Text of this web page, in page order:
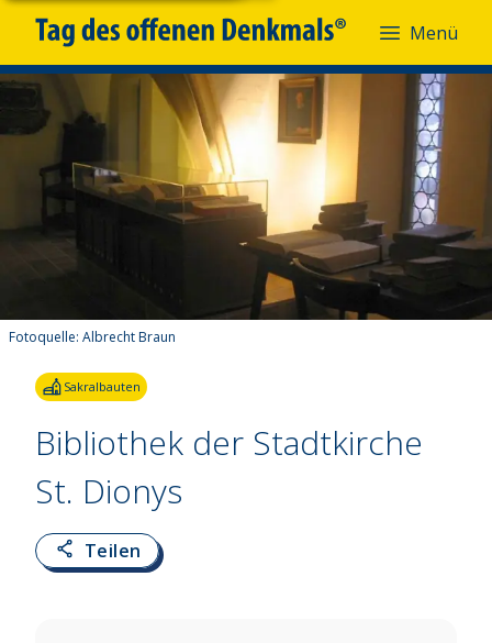
Menü
Fotoquelle: Albrecht Braun
Sakralbauten
Bibliothek der Stadtkirche
St. Dionys
Teilen